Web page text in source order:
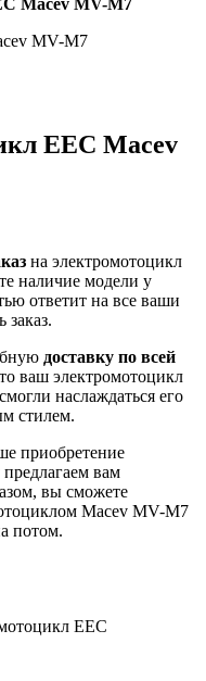
Macev MV-M7
EEC Macev
на электромотоцикл
наличие модели у
ответит на все ваши
доставку по всей
ваш электромотоцикл
наслаждаться его
стилем.
приобретение
вам
вы сможете
Macev MV-M7
потом.
EEC